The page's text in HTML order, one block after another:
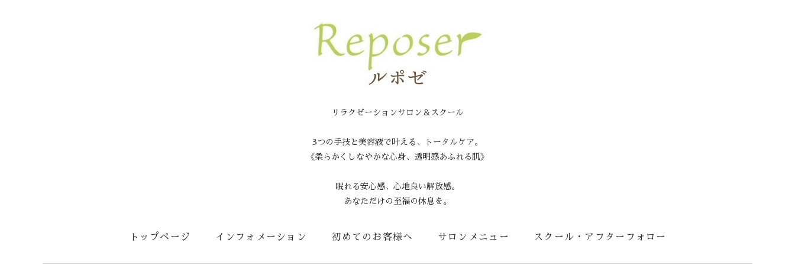
リラクゼーションサロン＆スクール
3つの手技と美容液で叶える、トータルケア。
《柔らかくしなやかな心身、透明感あふれる肌》
眠れる安心感、心地良い解放感。
あなただけの至福の休息を。
トップページ インフォメーション 初めてのお客様へ サロンメニュー スクール・アフターフォロー